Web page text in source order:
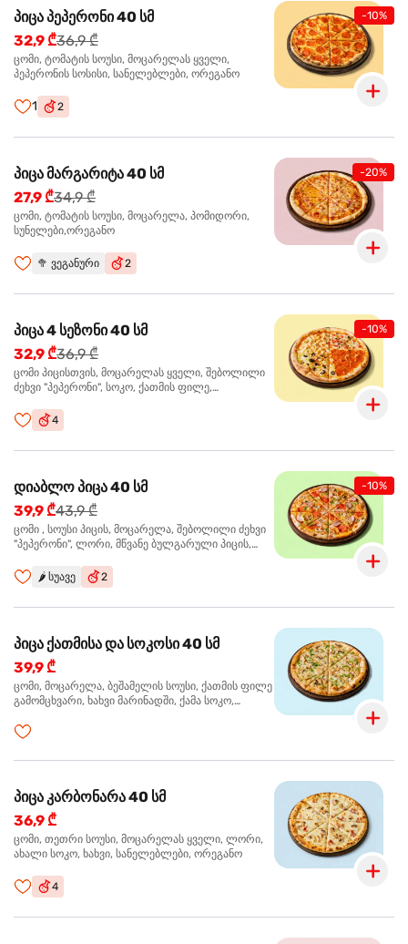
-10%
პიცა პეპერონი 40 სმ
32,9 ₾36,9 ₾
ცომი, ტომატის სოუსი, მოცარელას ყველი,
პეპერონის სოსისი, სანელებლები, ორეგანო
1 2
-20%
პიცა მარგარიტა 40 სმ
27,9 ₾34,9 ₾
ცომი, ტომატის სოუსი, მოცარელა, პომიდორი,
სუნელები,ორეგანო
🥦 ვეგანური 2
-10%
პიცა 4 სეზონი 40 სმ
32,9 ₾36,9 ₾
ცომი პიცისთვის, მოცარელას ყველი, შებოლილი
ძეხვი "პეპერონი", სოკო, ქათმის ფილე,
4
-10%
დიაბლო პიცა 40 სმ
39,9 ₾43,9 ₾
ცომი , სოუსი პიცის, მოცარელა, შებოლილი ძეხვი
"პეპერონი", ლორი, მწვანე ბულგარული პიცის,
🌶️ სუავე 2
პიცა ქათმისა და სოკოსი 40 სმ
39,9 ₾
ცომი, მოცარელა, ბეშამელის სოუსი, ქათმის ფილე
გამომცხვარი, ხახვი მარინადში, ქამა სოკო,
პიცა კარბონარა 40 სმ
36,9 ₾
ცომი, თეთრი სოუსი, მოცარელას ყველი, ლორი,
ახალი სოკო, ხახვი, სანელებლები, ორეგანო
4